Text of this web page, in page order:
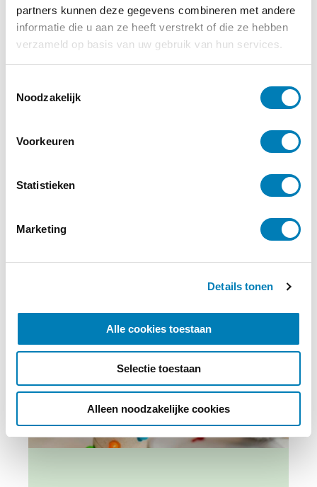
partners kunnen deze gegevens combineren met andere
informatie die u aan ze heeft verstrekt of die ze hebben
verzameld op basis van uw gebruik van hun services.
Noodzakelijk
Voorkeuren
Statistieken
Marketing
Details tonen
Alle cookies toestaan
Selectie toestaan
Alleen noodzakelijke cookies
Vakblad Vroeg is er voor professionals die
kinderen tot zeven jaar en hun ouders. Een